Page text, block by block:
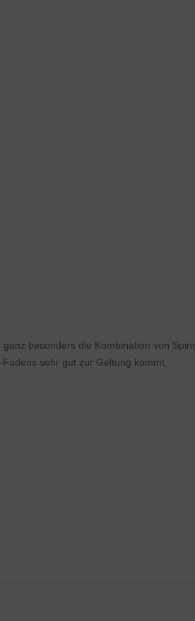
besonders die Kombination von
sehr gut zur Geltung kommt.